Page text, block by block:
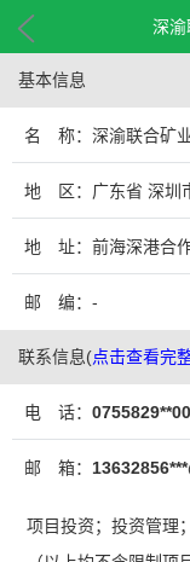
深渝
基本信息
名 称：深渝联合矿
地 区：广东省 深圳
地 址：前海深港合
理局综合办公楼A栋
邮 编：-
联系信息(点击查看完
电 话：
邮 箱：
项目投资；投资管理